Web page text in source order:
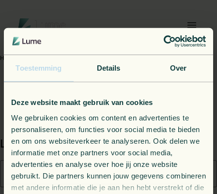
Toestemming Details Over
Deze website maakt gebruik van cookies
We gebruiken cookies om content en advertenties te
personaliseren, om functies voor social media te bieden
en om ons websiteverkeer te analyseren. Ook delen we
informatie met onze partners voor social media,
advertenties en analyse over hoe jij onze website
gebruikt. Die partners kunnen jouw gegevens combineren
met andere informatie die je aan hen hebt verstrekt of die
Home
Let's build something solid,together
First Name